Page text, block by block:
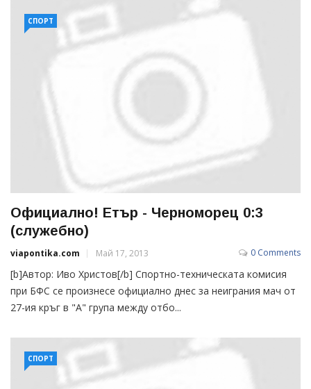
СПОРТ
Официално! Етър - Черноморец 0:3
(служебно)
viapontika.com Май 17, 2013 0 Comments
[b]Автор: Иво Христов[/b] Спортно-техническата комисия
при БФС се произнесе официално днес за неиграния мач от
27-ия кръг в "А" група между отбо...
СПОРТ